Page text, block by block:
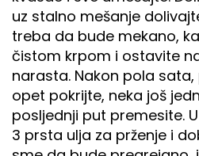
uz stalno mešanje
treba da bude mekano,
čistom krpom i ostavite
narasta. Nakon pola
opet pokrijte, neka još
posljednji put premesite.
3 prsta ulja za prženje i